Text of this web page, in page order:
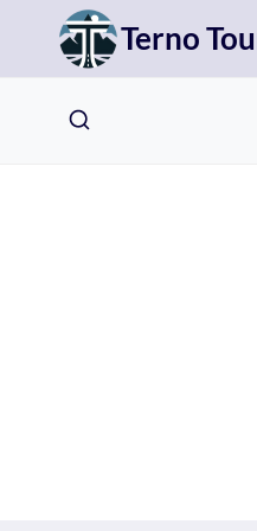
Přeskočit
obsah
Terno